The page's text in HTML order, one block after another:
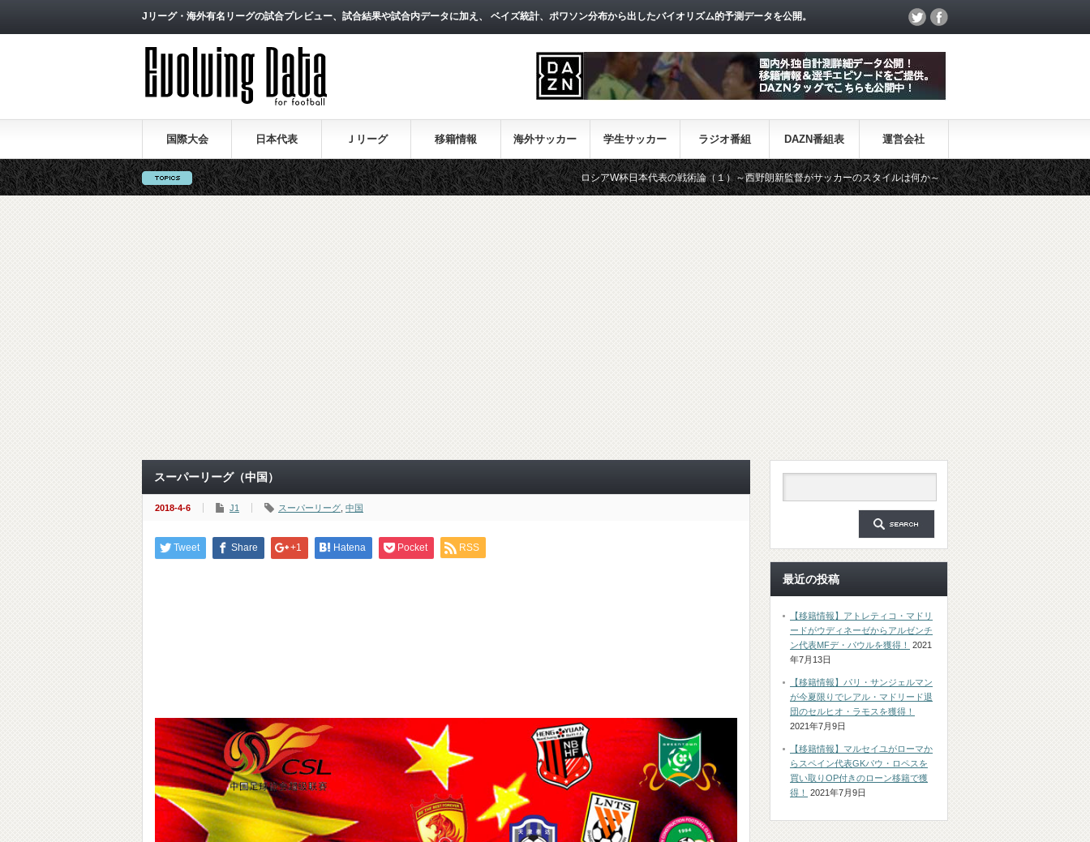
Jリーグ・海外有名リーグの試合プレビュー、試合結果や試合内データに加え、 ベイズ統計、ポワソン分布から出したバイオリズム的予測データを公開。
国際大会 日本代表 Ｊリーグ 移籍情報 海外サッカー 学生サッカー ラジオ番組 DAZN番組表 運営会社
ロシアW杯日本代表の戦術論（１）～西野朗新監督がサッカーのスタイルは何か～ 【一覧】J1・J2・J3リーグ「
スーパーリーグ（中国）
2018-4-6 J1 スーパーリーグ 中国
Tweet Share +1 Hatena Pocket RSS
最近の投稿
【移籍情報】アトレティコ・マドリ
ードがウディネーゼからアルゼンチ
ン代表MFデ・パウルを獲得！
2021
年7月13日
【移籍情報】パリ・サンジェルマン
が今夏限りでレアル・マドリード退
団のセルヒオ・ラモスを獲得！
2021年7月9日
【移籍情報】マルセイユがローマか
らスペイン代表GKパウ・ロペスを
買い取りOP付きのローン移籍で獲
得！
2021年7月9日